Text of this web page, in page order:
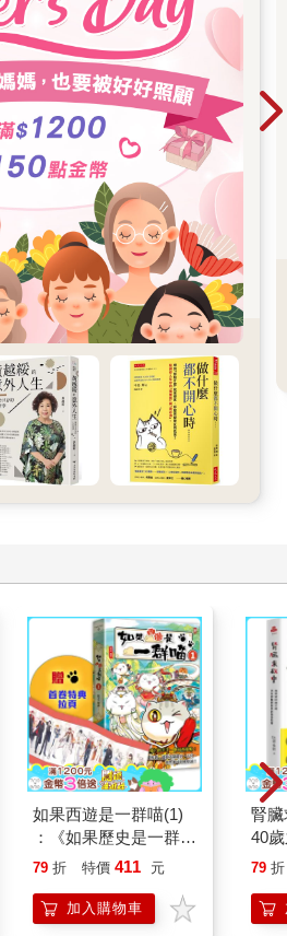
，我的大兒子去看望陪伴他時，為
念觀世音菩薩普門品及六字大明
了攝護腺腫瘤，各項生理指數都顯
個冬天，我也曾為他抄心經。
子、我的家人。
天五夜的假期，在那之前，正是我
節假期，我一人在家索居，也決定
。終究我佛慈悲，我終究靠著抄
大張的紙，抄寫法華經的觀世音菩
一位朋友抄寫注解了一部心經。
是不下雨的乾冷，還有些微陽光，
純種好看好動的米格魯。有時抄經
來舔我的臉，我就告訴他，我人生
用慧黠的眼神表示傾聽和理解，他
，叼著皮繩跑近我，希望我帶他去
，你還要我帶你去散步！？」
跳，他那種全然純真的眼神讓我無
就帶他外出散步、晃盪，有時一個
陽光照著我們，並不能驅趕我心的
的照破了黑暗。
普門品，抄到手累了，暫停休息
以感覺無量無邊的柔光紛紛，宛若細
刻，我感覺到真正的平靜、自在、內
死亡很近，那讓我痛貫心肝！我常常
恩狗就要死去。
如果西遊是一群喵(1)
：《如果歷史是一群
喵》作者最新力作，附
79 折 特價 411 元
加入購物車
腎
40
就
79 折